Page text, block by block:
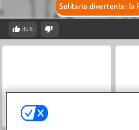
Solitario divertente: la
85%
Hidden Object: Street of Secrets